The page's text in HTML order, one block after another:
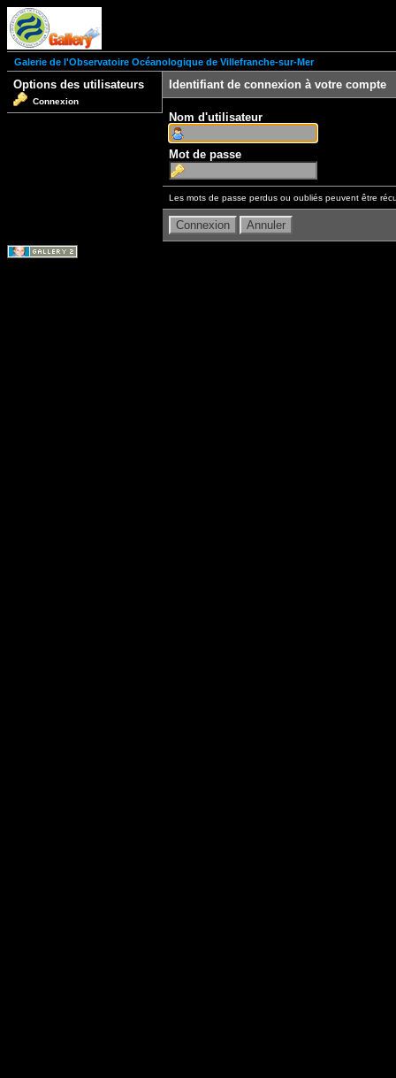
Galerie de l'Observatoire Océanologique de Villefranche-sur-Mer
Options des utilisateurs
Connexion
Identifiant de connexion à votre compte
Nom d'utilisateur
Mot de passe
Les mots de passe perdus ou oubliés peuvent être